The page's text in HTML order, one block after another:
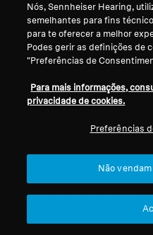
referido,
devolução após a
o Cliente utilize a
gratuita. O Cliente
portal de
Não há direito de
Tem em atenção
revogação não se
Nós, Sennheiser Hearing,
semelhantes para fins
para te oferecer a melhor
Podes gerir as definições de
"Preferências de
Para mais informações,
privacidade de cookies.
Preferências
Não